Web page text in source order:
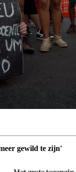
gewild te zijn'